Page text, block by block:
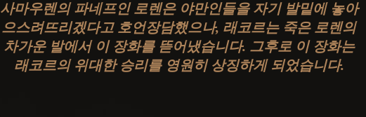
사마우렌의 파네프인 로렌은 야만인들을 자기 발밑에 놓아
으스려뜨리겠다고 호언장담했으나, 래코르는 죽은 로렌의
차가운 발에서 이 장화를 뜯어냈습니다. 그후로 이 장화는
래코르의 위대한 승리를 영원히 상징하게 되었습니다.